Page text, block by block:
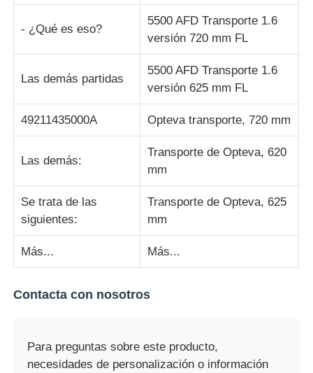
máquina de pos
Repuestos para cajeros automáticos
cajero automático
Reciclador de monedas
- ¿Qué es eso?
5500 AFD Transporte 1.6
versión 720 mm FL
Las demás partidas
5500 AFD Transporte 1.6
versión 625 mm FL
49211435000A Opteva transporte, 720 mm
Las demás:
Transporte de Opteva, 620
mm
Se trata de las
siguientes:
Transporte de Opteva, 625
mm
Más... Más...
Contacta con nosotros
Para preguntas sobre este producto,
necesidades de personalización o información